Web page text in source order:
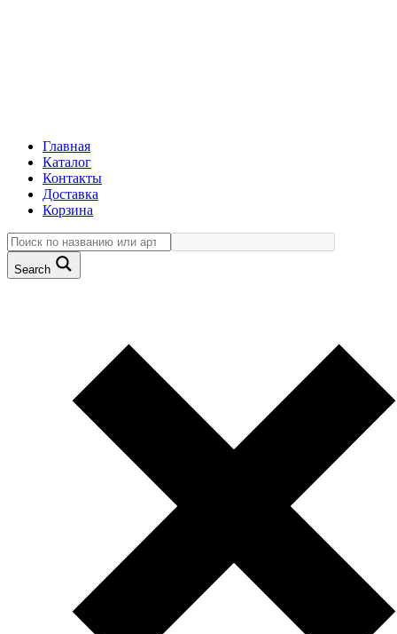
Главная
Каталог
Контакты
Доставка
Корзина
Search